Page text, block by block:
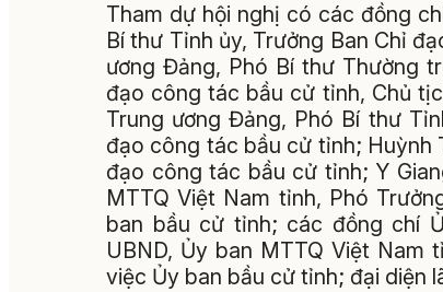
Tham dự hội nghị có các đồng
Bí thư Tỉnh ủy, Trưởng Ban Chỉ
ương Đảng, Phó Bí thư Thường
đạo công tác bầu cử tỉnh, Chủ
Trung ương Đảng, Phó Bí thư
đạo công tác bầu cử tỉnh; Huỳnh
đạo công tác bầu cử tỉnh; Y
MTTQ Việt Nam tỉnh, Phó
ban bầu cử tỉnh; các đồng chí
UBND, Ủy ban MTTQ Việt Nam
việc Ủy ban bầu cử tỉnh; đại diện